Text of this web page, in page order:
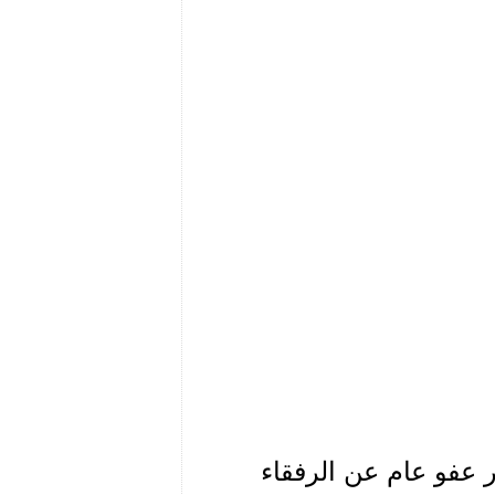
عفو عام عن الرفقاء